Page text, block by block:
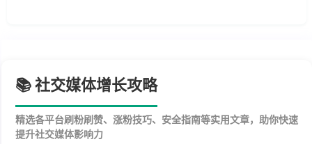
📚 社交媒体增长攻略
精选各平台刷粉刷赞、涨粉技巧、安全指南等实用文章，助你快速
提升社交媒体影响力